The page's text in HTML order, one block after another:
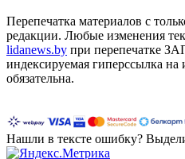
Перепечатка материалов c
редакции. Любые изменения
lidanews.by при перепечатке
индексируемая гиперссылка на
обязательна.
Нашли в тексте ошибку?